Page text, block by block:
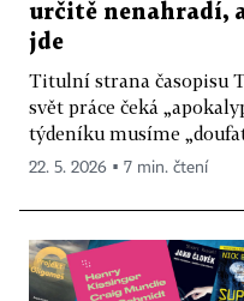
určitě nenahradí,
jde
Titulní strana časopisu
svět práce čeká
týdeníku musíme
22. 5. 2026 ▪ 7 min. čtení